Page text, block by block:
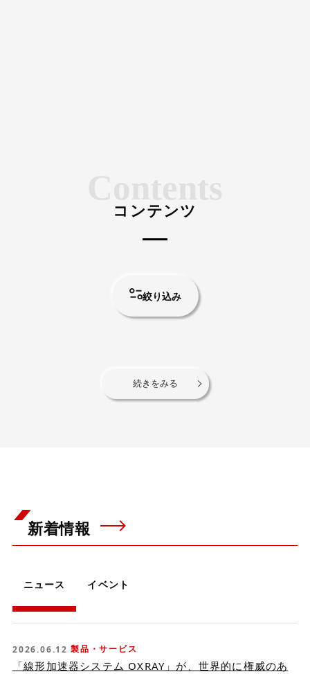
コンテンツ
絞り込み
続きをみる
新着情報
ニュース イベント
2026.06.12 製品・サービス
「線形加速器システム OXRAY」が、世界的に権威のあ